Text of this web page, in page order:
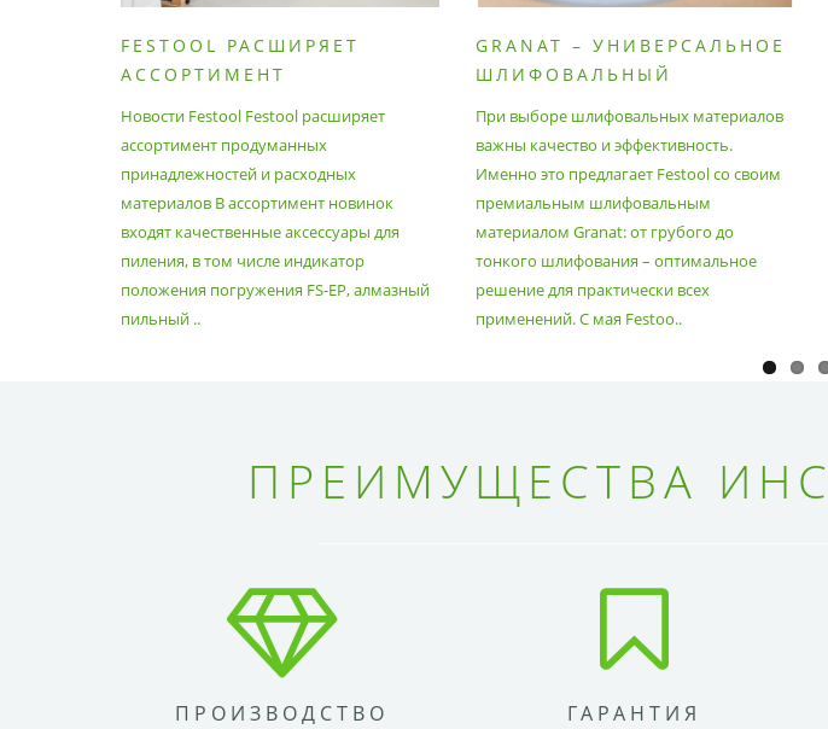
FESTOOL РАСШИРЯЕТ
АССОРТИМЕНТ
ПРИНАДЛЕЖНОСТЕЙ И
РАСХОДНЫХ МАТЕРИАЛОВ
Новости Festool Festool расширяет
ассортимент продуманных
принадлежностей и расходных
материалов В ассортимент новинок
входят качественные аксессуары для
пиления, в том числе индикатор
положения погружения FS-EP, алмазный
пильный ..
GRANAT – УНИВЕРСАЛЬНОЕ
ШЛИФОВАЛЬНЫЙ
При выборе шлифовальных материалов
важны качество и эффективность.
Именно это предлагает Festool со своим
премиальным шлифовальным
материалом Granat: от грубого до
тонкого шлифования – оптимальное
решение для практически всех
применений. С мая Festoo..
ПРЕИМУЩЕСТВА
ПРОИЗВОДСТВО ГАРАНТИЯ